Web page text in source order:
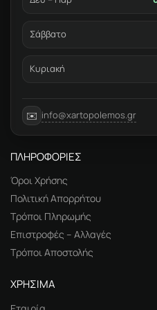
Σάββατο
Κυριακή
✉️ info@xartopolemos.gr
ΠΛΗΡΟΦΟΡΙΕΣ
Όροι Χρήσης
Πολιτική Απορρήτου
Τρόποι Πληρωμής
Επιστροφές – Αλλαγές
Τρόποι Αποστολής
ΧΡΗΣΙΜΑ